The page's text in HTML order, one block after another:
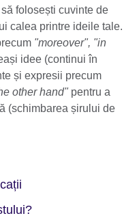
folosești cuvinte de
calea printre ideile tale.
"moreover", "in
idee (continui în
și expresii precum
other hand"pentru a
(schimbarea șirului de